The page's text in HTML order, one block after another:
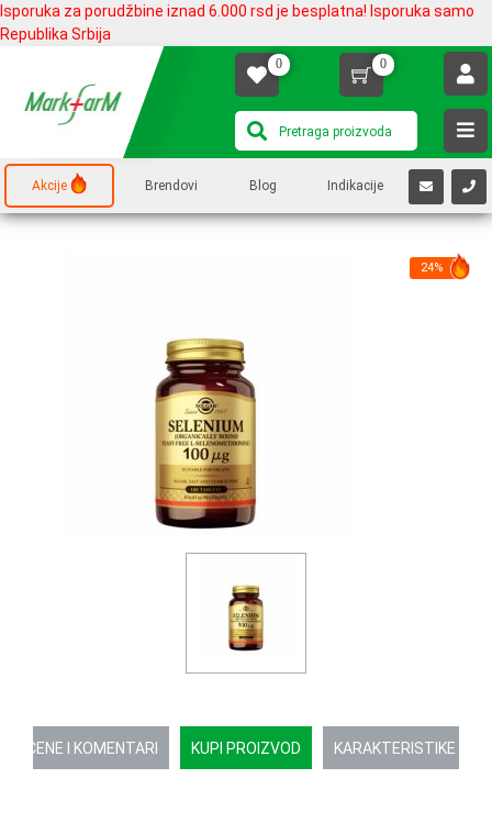
Isporuka za porudžbine iznad 6.000 rsd je besplatna! Isporuka samo
Republika Srbija
0 0
Akcije Brendovi Blog Indikacije
OCENE I KOMENTARI KUPI PROIZVOD KARAKTERISTIKE
24%